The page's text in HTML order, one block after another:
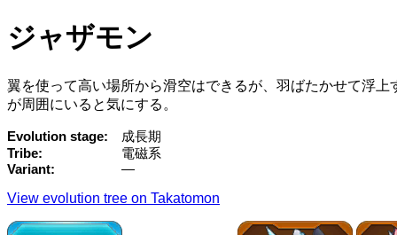
ジャザモン
翼を使って高い場所から滑空はできるが、羽ばたかせて浮
が周囲にいると気にする。
Evolution stage
成長期
Tribe
電磁系
Variant
—
View evolution tree on Takatomon